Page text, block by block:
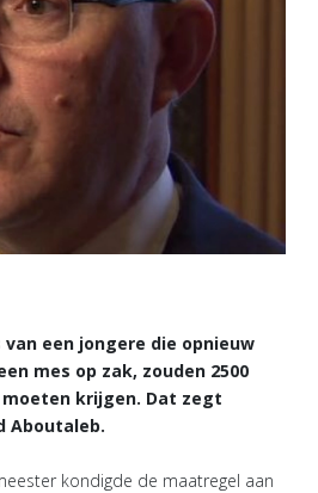
van een jongere die opnieuw
mes op zak, zouden 2500
krijgen. Dat zegt
Aboutaleb.
kondigde de maatregel aan